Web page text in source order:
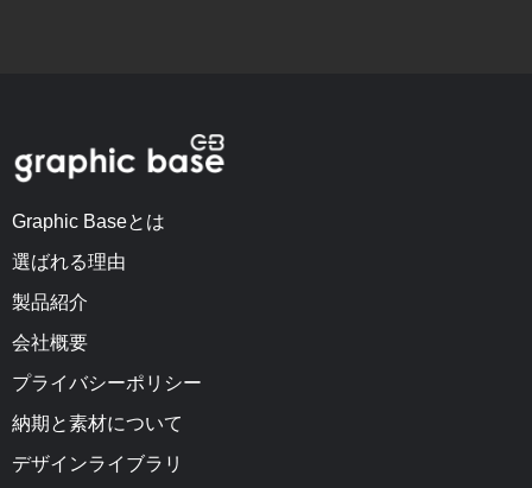
Graphic Baseとは
選ばれる理由
製品紹介
会社概要
プライバシーポリシー
納期と素材について
デザインライブラリ